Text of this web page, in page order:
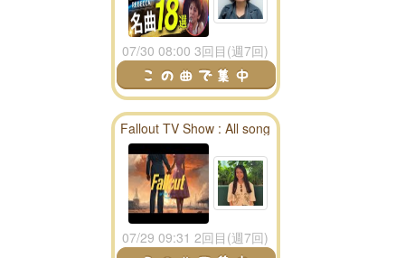
07/30 08:00 3回目(週7回)
Fallout TV Show : All song
season 1 playlist - fallout
radio
07/29 09:31 2回目(週7回)